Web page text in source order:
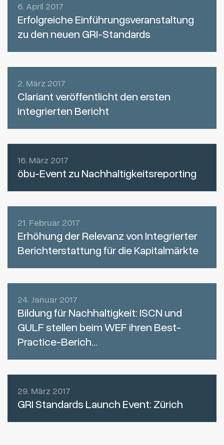
6. April 2017
Erfolgreiche Einführungsveranstaltung
zu den neuen GRI-Standards
2. März 2017
Clariant veröffentlicht den ersten
integrierten Bericht
16. März 2017
öbu-Event zu Nachhaltigkeitsreporting
21. Februar 2017
Erhöhung der Relevanz von Integrierter
Berichterstattung für die Kapitalmärkte
24. Januar 2017
Bildung für Nachhaltigkeit: ISCN und
GULF stellen beim WEF ihren Best-
Practice-Berich...
29. März 2017
GRI Standards Launch Event: Zürich